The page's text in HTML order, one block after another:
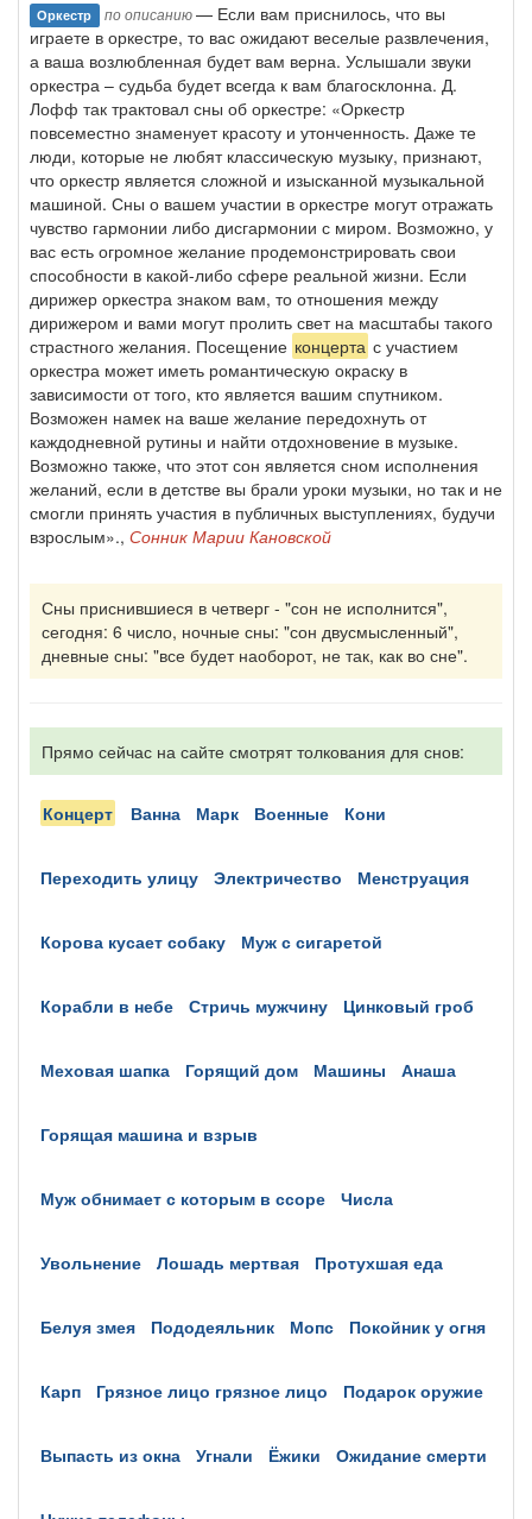
Оркестр по описанию— Если вам приснилось, что вы
играете в оркестре, то вас ожидают веселые развлечения,
а ваша возлюбленная будет вам верна. Услышали звуки
оркестра – судьба будет всегда к вам благосклонна. Д.
Лофф так трактовал сны об оркестре: «Оркестр
повсеместно знаменует красоту и утонченность. Даже те
люди, которые не любят классическую музыку, признают,
что оркестр является сложной и изысканной музыкальной
машиной. Сны о вашем участии в оркестре могут отражать
чувство гармонии либо дисгармонии с миром. Возможно, у
вас есть огромное желание продемонстрировать свои
способности в какой-либо сфере реальной жизни. Если
дирижер оркестра знаком вам, то отношения между
дирижером и вами могут пролить свет на масштабы такого
страстного желания. Посещение концерта с участием
оркестра может иметь романтическую окраску в
зависимости от того, кто является вашим спутником.
Возможен намек на ваше желание передохнуть от
каждодневной рутины и найти отдохновение в музыке.
Возможно также, что этот сон является сном исполнения
желаний, если в детстве вы брали уроки музыки, но так и не
смогли принять участия в публичных выступлениях, будучи
взрослым»., Сонник Марии Кановской
Сны приснившиеся в четверг - "сон не исполнится",
сегодня: 6 число, ночные сны: "сон двусмысленный",
дневные сны: "все будет наоборот, не так, как во сне".
Прямо сейчас на сайте смотрят толкования для снов:
концерт ванна марк военные кони
переходить улицу электричество менструация
корова кусает собаку муж с сигаретой
корабли в небе стричь мужчину цинковый гроб
меховая шапка горящий дом машины анаша
горящая машина и взрыв
муж обнимает с которым в ссоре числа
увольнение лошадь мертвая протухшая еда
белуя змея пододеяльник мопс покойник у огня
карп грязное лицо грязное лицо подарок оружие
выпасть из окна угнали ёжики ожидание смерти